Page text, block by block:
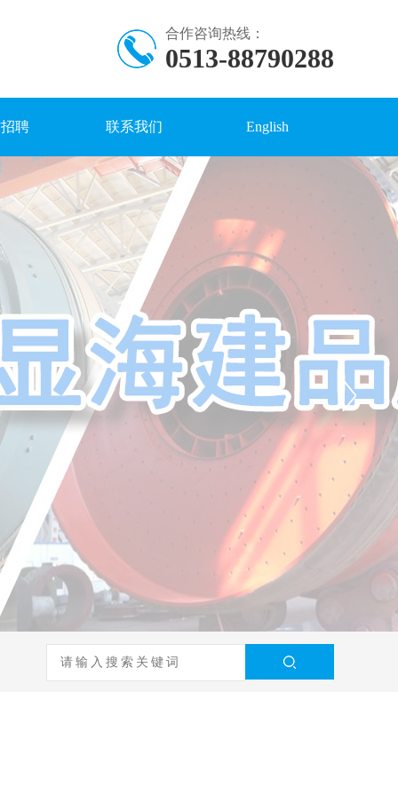
合作咨询热线：
0513-88790288
聘 联系我们 English